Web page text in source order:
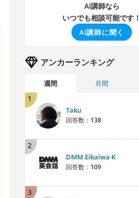
AI講師なら
いつでも相談可能です！
AI講師に聞く
アンカーランキング
週間 月間
1
Taku
回答数： 138
2
DMM Eikaiwa K
回答数： 109
3